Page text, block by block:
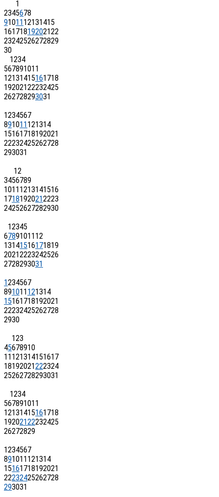
1
2345678
91011 12131415
16171819202122
23242526272829
30
1234
567891011
12131415161718
19202122232425
262728293031
1234567
891011 121314
15161718192021
22232425262728
293031
12
3456789
1011 1213141516
17181920212223
24252627282930
12345
67891011 12
13141516171819
20212223242526
2728293031
1234567
891011 121314
15161718192021
22232425262728
2930
123
45678910
11 121314151617
18192021222324
25262728293031
1234
567891011
12131415161718
19202122232425
26272829
1234567
891011 121314
15161718192021
22232425262728
293031